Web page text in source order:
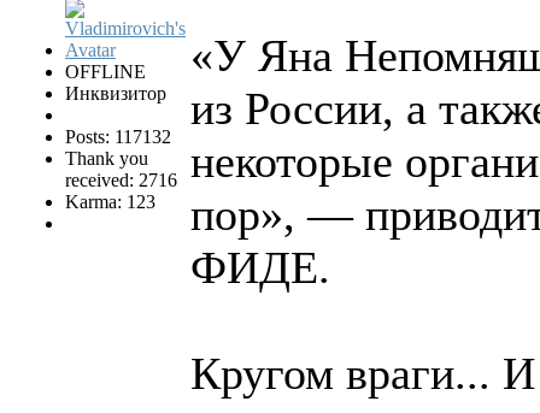
OFFLINE
Инквизитор
Posts: 117132
Thank you
received: 2716
Karma: 123
«У Яна
из России, а
некоторые
пор», —
ФИДЕ.
Кругом враги...